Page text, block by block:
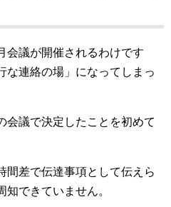
会議が開催されるわけです
な連絡の場」になってしまっ
会議で決定したことを初めて
間差で伝達事項として伝えら
できていません。